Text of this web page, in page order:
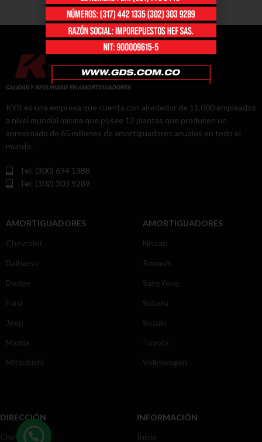
KYB es una empresa que cuenta con alrededor de 11,000 empleados
a nivel mundial misma que posee 12 plantas que producen un
aproximado de 65 millones de amortiguadores anuales en todo el
mundo.
Tel: (300) 694 1388
Tel: (302) 303 9289
AMORTIGUADORES
Chevrolet
Daihatsu
Dodge
Ford
Jeep
Mazda
Mitsubishi
AMORTIGUADORES
Nissan
Renault
SangYong
Subaru
Suzuki
Toyota
Volkswagen
DIRECCIÓN
Chevrolet
INFORMACIÓN
Inicio